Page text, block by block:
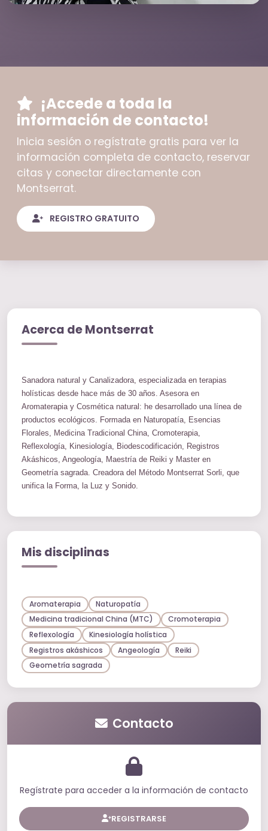
¡Accede a toda la
información de contacto!
Inicia sesión o regístrate gratis para ver la
información completa de contacto, reservar
citas y conectar directamente con
Montserrat.
REGISTRO GRATUITO
Acerca de Montserrat
Sanadora natural y Canalizadora, especializada en terapias
holísticas desde hace más de 30 años. Asesora en
Aromaterapia y Cosmética natural: he desarrollado una línea de
productos ecológicos. Formada en Naturopatía, Esencias
Florales, Medicina Tradicional China, Cromoterapia,
Reflexología, Kinesiología, Biodescodificación, Registros
Akáshicos, Angeología, Maestría de Reiki y Master en
Geometría sagrada. Creadora del Método Montserrat Sorli, que
unifica la Forma, la Luz y Sonido.
Mis disciplinas
Aromaterapia
Naturopatía
Medicina tradicional China (MTC)
Cromoterapia
Reflexología
Kinesiología holística
Registros akáshicos
Angeología
Reiki
Geometría sagrada
Contacto
Regístrate para acceder a la información de contacto
REGISTRARSE